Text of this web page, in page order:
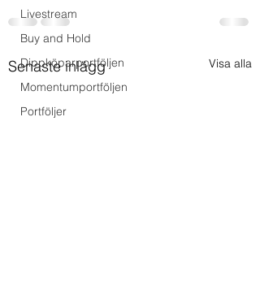
Livestream
Buy and Hold
Dippköparportföljen
Momentumportföljen
Portföljer
Senaste inlägg Visa alla